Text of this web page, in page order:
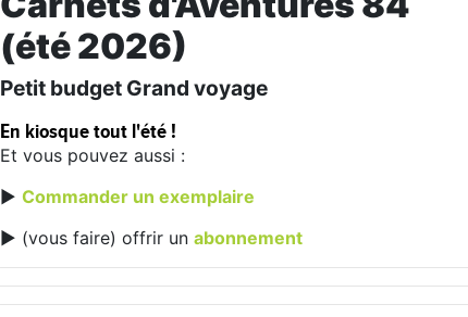
(été 2026)
Petit budget Grand voyage
En kiosque tout l'été !
Et vous pouvez aussi :
► Commander un exemplaire
► (vous faire) offrir un abonnement